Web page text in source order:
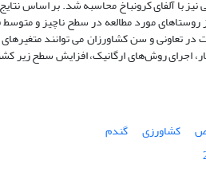
پایداری 75 درصد از روستا‌های مورد مطالعه
در تعاونی و سن کشاورزان می توانند
اجرای روش‌های ارگانیک، افزایش سطح
کشاورزی
گندم